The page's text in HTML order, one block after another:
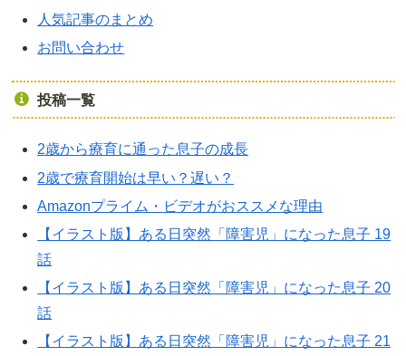
人気記事のまとめ
お問い合わせ
投稿一覧
2歳から療育に通った息子の成長
2歳で療育開始は早い？遅い？
Amazonプライム・ビデオがおススメな理由
【イラスト版】ある日突然「障害児」になった息子 19
話
【イラスト版】ある日突然「障害児」になった息子 20
話
【イラスト版】ある日突然「障害児」になった息子 21